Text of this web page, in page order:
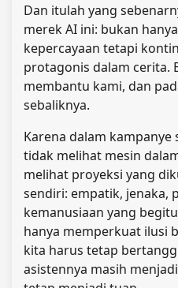
Dan itulah yang
merek AI ini: bukan
kepercayaan tetapi
protagonis dalam cerita.
membantu kami, dan
sebaliknya.
Karena dalam
tidak melihat mesin
melihat proyeksi yang
sendiri: empatik, jenaka,
kemanusiaan yang
hanya memperkuat ilusi
kita harus tetap
asistennya masih